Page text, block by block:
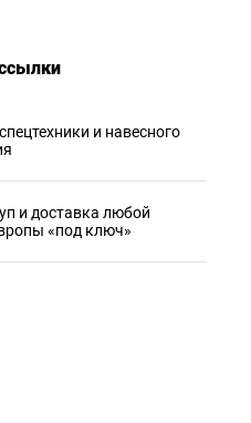
и навесного
и доставка любой
«под ключ»